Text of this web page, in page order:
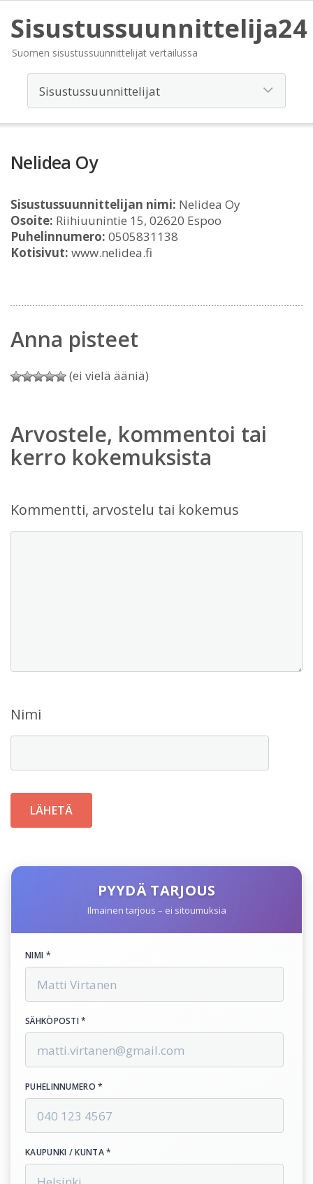
Sisustussuunnittelija24
Suomen sisustussuunnittelijat vertailussa
Nelidea Oy
Sisustussuunnittelijan nimi: Nelidea Oy
Osoite: Riihiuunintie 15, 02620 Espoo
Puhelinnumero: 0505831138
Kotisivut: www.nelidea.fi
Anna pisteet
(ei vielä ääniä)
Arvostele, kommentoi tai
kerro kokemuksista
Kommentti, arvostelu tai kokemus
Nimi
PYYDÄ TARJOUS
Ilmainen tarjous – ei sitoumuksia
NIMI *
SÄHKÖPOSTI *
PUHELINNUMERO *
KAUPUNKI / KUNTA *